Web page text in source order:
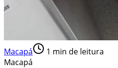
Macapá 1 min de leitura
Macapá